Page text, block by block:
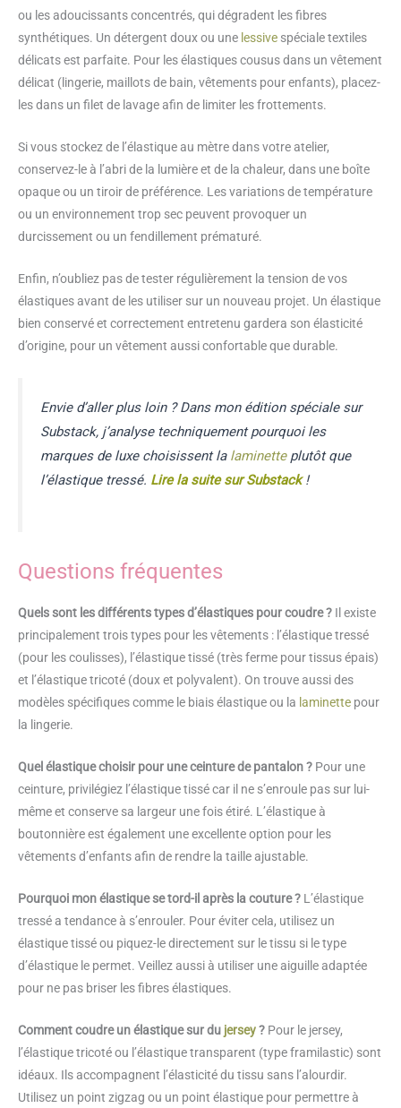
ou les adoucissants concentrés, qui dégradent les fibres
synthétiques. Un détergent doux ou une lessive spéciale textiles
délicats est parfaite. Pour les élastiques cousus dans un vêtement
délicat (lingerie, maillots de bain, vêtements pour enfants), placez-
les dans un filet de lavage afin de limiter les frottements.
Si vous stockez de l’élastique au mètre dans votre atelier,
conservez-le à l’abri de la lumière et de la chaleur, dans une boîte
opaque ou un tiroir de préférence. Les variations de température
ou un environnement trop sec peuvent provoquer un
durcissement ou un fendillement prématuré.
Enfin, n’oubliez pas de tester régulièrement la tension de vos
élastiques avant de les utiliser sur un nouveau projet. Un élastique
bien conservé et correctement entretenu gardera son élasticité
d’origine, pour un vêtement aussi confortable que durable.
Envie d’aller plus loin ? Dans mon édition spéciale sur
Substack, j’analyse techniquement pourquoi les
marques de luxe choisissent la laminetteplutôt que
l’élastique tressé. Lire la suite sur Substack!
Questions fréquentes
Quels sont les différents types d’élastiques pour coudre ? Il existe
principalement trois types pour les vêtements : l’élastique tressé
(pour les coulisses), l’élastique tissé (très ferme pour tissus épais)
et l’élastique tricoté (doux et polyvalent). On trouve aussi des
modèles spécifiques comme le biais élastique ou la laminette pour
la lingerie.
Quel élastique choisir pour une ceinture de pantalon ? Pour une
ceinture, privilégiez l’élastique tissé car il ne s’enroule pas sur lui-
même et conserve sa largeur une fois étiré. L’élastique à
boutonnière est également une excellente option pour les
vêtements d’enfants afin de rendre la taille ajustable.
Pourquoi mon élastique se tord-il après la couture ? L’élastique
tressé a tendance à s’enrouler. Pour éviter cela, utilisez un
élastique tissé ou piquez-le directement sur le tissu si le type
d’élastique le permet. Veillez aussi à utiliser une aiguille adaptée
pour ne pas briser les fibres élastiques.
Comment coudre un élastique sur du jersey? Pour le jersey,
l’élastique tricoté ou l’élastique transparent (type framilastic) sont
idéaux. Ils accompagnent l’élasticité du tissu sans l’alourdir.
Utilisez un point zigzag ou un point élastique pour permettre à